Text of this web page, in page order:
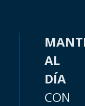
AL
DÍA
CON